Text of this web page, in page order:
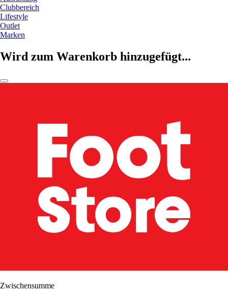
Clubbereich
Lifestyle
Outlet
Marken
Wird zum Warenkorb hinzugefügt...
Zwischensumme